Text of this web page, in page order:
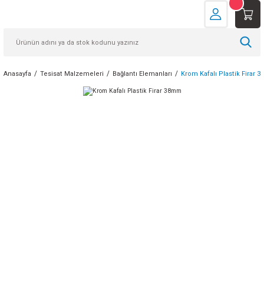
Anasayfa Tesisat Malzemeleri Bağlantı Elemanları Krom Kafalı Plastik Firar